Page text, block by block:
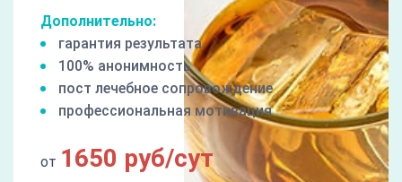
Дополнительно:
гарантия результата
100% анонимность
пост лечебное сопровождение
профессиональная мотивация
от 1650 руб/сут